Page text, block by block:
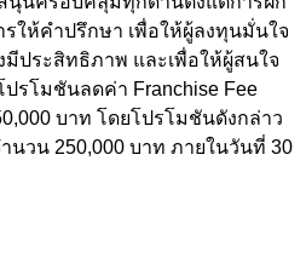
ให้คำปรึกษา เพื่อให้ผู้ลงทุนมั่นใจ
มีประสิทธิภาพ และเพื่อให้ผู้สนใจ
ปรโมชันลดค่า Franchise Fee
บาท โดยโปรโมชันดังกล่าว
นวน 250,000 บาท ภายในวันที่ 30